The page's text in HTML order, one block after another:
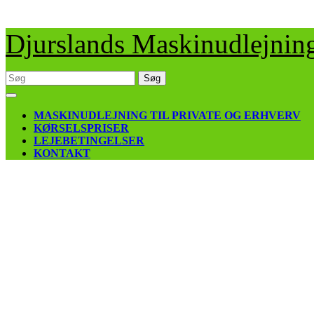
Skip
content
Djurslands
Søg
efter:
Open
ButtonMASKINUDLEJNING TIL PRIVATE OG ERHVERV
KØRSELSPRISER
LEJEBETINGELSER
KONTAKT